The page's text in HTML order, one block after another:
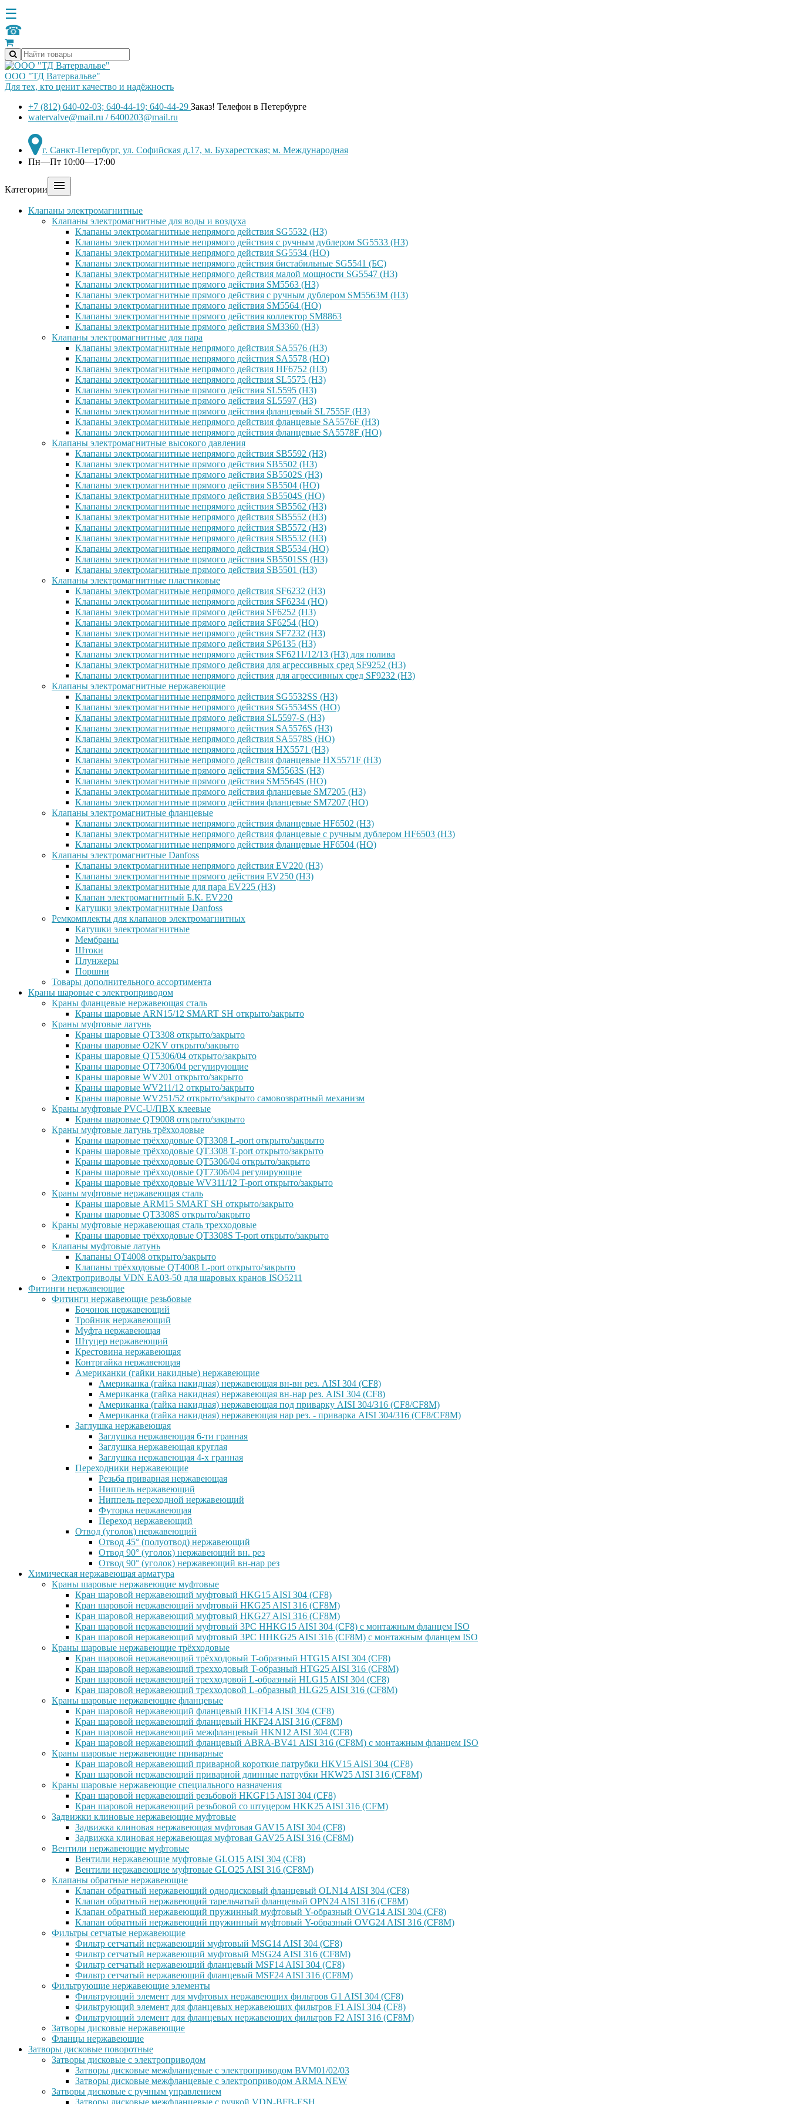
☰
☎
ООО "ТД Ватервальве"
Для тех, кто ценит качество и надёжность
+7 (812) 640-02-03; 640-44-19; 640-44-29 Заказ! Телефон в Петербурге
watervalve@mail.ru / 6400203@mail.ru
г. Санкт-Петербург, ул. Софийская д.17, м. Бухарестская; м. Международная
Пн—Пт 10:00—17:00
Категории 
Клапаны электромагнитные
Клапаны электромагнитные для воды и воздуха
Клапаны электромагнитные непрямого действия SG5532 (НЗ)
Клапаны электромагнитные непрямого действия с ручным дублером SG5533 (НЗ)
Клапаны электромагнитные непрямого действия SG5534 (НО)
Клапаны электромагнитные непрямого действия бистабильные SG5541 (БС)
Клапаны электромагнитные непрямого действия малой мощности SG5547 (НЗ)
Клапаны электромагнитные прямого действия SM5563 (НЗ)
Клапаны электромагнитные прямого действия с ручным дублером SM5563M (НЗ)
Клапаны электромагнитные прямого действия SM5564 (НО)
Клапаны электромагнитные прямого дейcтвия коллектор SM8863
Клапаны электромагнитные прямого действия SM3360 (НЗ)
Клапаны электромагнитные для пара
Клапаны электромагнитные непрямого действия SA5576 (НЗ)
Клапаны электромагнитные непрямого действия SA5578 (НО)
Клапаны электромагнитные непрямого действия HF6752 (НЗ)
Клапаны электромагнитные непрямого действия SL5575 (НЗ)
Клапаны электромагнитные прямого действия SL5595 (НЗ)
Клапаны электромагнитные прямого действия SL5597 (НЗ)
Клапаны электромагнитные прямого действия фланцевый SL7555F (НЗ)
Клапаны электромагнитные непрямого действия фланцевые SA5576F (НЗ)
Клапаны электромагнитные непрямого действия фланцевые SA5578F (НО)
Клапаны электромагнитные высокого давления
Клапаны электромагнитные непрямого действия SB5592 (НЗ)
Клапаны электромагнитные прямого действия SB5502 (НЗ)
Клапаны электромагнитные прямого действия SB5502S (НЗ)
Клапаны электромагнитные прямого действия SB5504 (НО)
Клапаны электромагнитные прямого действия SB5504S (НО)
Клапаны электромагнитные непрямого действия SB5562 (НЗ)
Клапаны электромагнитные непрямого действия SB5552 (НЗ)
Клапаны электромагнитные непрямого действия SB5572 (НЗ)
Клапаны электромагнитные непрямого действия SB5532 (НЗ)
Клапаны электромагнитные непрямого действия SB5534 (НО)
Клапаны электромагнитные прямого действия SB5501SS (НЗ)
Клапаны электромагнитные прямого действия SB5501 (НЗ)
Клапаны электромагнитные пластиковые
Клапаны электромагнитные непрямого действия SF6232 (НЗ)
Клапаны электромагнитные непрямого действия SF6234 (НО)
Клапаны электромагнитные прямого действия SF6252 (НЗ)
Клапаны электромагнитные прямого действия SF6254 (НО)
Клапаны электромагнитные непрямого действия SF7232 (НЗ)
Клапаны электромагнитные прямого действия SP6135 (НЗ)
Клапаны электромагнитные непрямого действия SF6211/12/13 (НЗ) для полива
Клапаны электромагнитные прямого действия для агрессивных сред SF9252 (H3)
Клапаны электромагнитные непрямого действия для агрессивных сред SF9232 (H3)
Клапаны электромагнитные нержавеющие
Клапаны электромагнитные непрямого действия SG5532SS (НЗ)
Клапаны электромагнитные непрямого действия SG5534SS (НО)
Клапаны электромагнитные прямого действия SL5597-S (НЗ)
Клапаны электромагнитные непрямого действия SA5576S (НЗ)
Клапаны электромагнитные непрямого действия SA5578S (НО)
Клапаны электромагнитные непрямого действия HX5571 (НЗ)
Клапаны электромагнитные непрямого действия фланцевые HX5571F (НЗ)
Клапаны электромагнитные прямого действия SM5563S (НЗ)
Клапаны электромагнитные прямого действия SM5564S (НО)
Клапаны электромагнитные прямого действия фланцевые SM7205 (НЗ)
Клапаны электромагнитные прямого действия фланцевые SM7207 (НО)
Клапаны электромагнитные фланцевые
Клапаны электромагнитные непрямого действия фланцевые HF6502 (НЗ)
Клапаны электромагнитные непрямого действия фланцевые с ручным дублером HF6503 (Н3)
Клапаны электромагнитные непрямого действия фланцевые HF6504 (НО)
Клапаны электромагнитные Danfoss
Клапаны электромагнитные непрямого действия EV220 (НЗ)
Клапаны электромагнитные прямого действия EV250 (НЗ)
Клапаны электромагнитные для пара EV225 (НЗ)
Клапан электромагнитный Б.К. EV220
Катушки электромагнитные Danfoss
Ремкомплекты для клапанов электромагнитных
Катушки электромагнитные
Мембраны
Штоки
Плунжеры
Поршни
Товары дополнительного ассортимента
Краны шаровые с электроприводом
Краны фланцевые нержавеющая сталь
Краны шаровые ARN15/12 SMART SH открыто/закрыто
Краны муфтовые латунь
Краны шаровые QT3308 открыто/закрыто
Краны шаровые O2KV открыто/закрыто
Краны шаровые QT5306/04 открыто/закрыто
Краны шаровые QT7306/04 регулирующие
Краны шаровые WV201 открыто/закрыто
Краны шаровые WV211/12 открыто/закрыто
Краны шаровые WV251/52 открыто/закрыто самовозвратный механизм
Краны муфтовые PVC-U/ПВХ клеевые
Краны шаровые QT9008 открыто/закрыто
Краны муфтовые латунь трёхходовые
Краны шаровые трёхходовые QT3308 L-port открыто/закрыто
Краны шаровые трёхходовые QT3308 T-port открыто/закрыто
Краны шаровые трёхходовые QT5306/04 открыто/закрыто
Краны шаровые трёхходовые QT7306/04 регулирующие
Краны шаровые трёхходовые WV311/12 T-port открыто/закрыто
Краны муфтовые нержавеющая сталь
Краны шаровые ARM15 SMART SH открыто/закрыто
Краны шаровые QT3308S открыто/закрыто
Краны муфтовые нержавеющая сталь трехходовые
Краны шаровые трёхходовые QT3308S T-port открыто/закрыто
Клапаны муфтовые латунь
Клапаны QT4008 открыто/закрыто
Клапаны трёхходовые QT4008 L-port открыто/закрыто
Электроприводы VDN EA03-50 для шаровых кранов ISO5211
Фитинги нержавеющие
Фитинги нержавеющие резьбовые
Бочонок нержавеющий
Тройник нержавеющий
Муфта нержавеющая
Штуцер нержавеющий
Крестовина нержавеющая
Контргайка нержавеющая
Американки (гайки накидные) нержавеющие
Американка (гайка накидная) нержавеющая вн-вн рез. AISI 304 (CF8)
Американка (гайка накидная) нержавеющая вн-нар рез. AISI 304 (CF8)
Американка (гайка накидная) нержавеющая под приварку AISI 304/316 (CF8/CF8M)
Американка (гайка накидная) нержавеющая нар рез. - приварка AISI 304/316 (CF8/CF8M)
Заглушка нержавеющая
Заглушка нержавеющая 6-ти гранная
Заглушка нержавеющая круглая
Заглушка нержавеющая 4-х гранная
Переходники нержавеющие
Резьба приварная нержавеющая
Ниппель нержавеющий
Ниппель переходной нержавеющий
Футорка нержавеющая
Переход нержавеющий
Отвод (уголок) нержавеющий
Отвод 45° (полуотвод) нержавеющий
Отвод 90° (уголок) нержавеющий вн. рез
Отвод 90° (уголок) нержавеющий вн-нар рез
Химическая нержавеющая арматура
Краны шаровые нержавеющие муфтовые
Кран шаровой нержавеющий муфтовый HKG15 AISI 304 (CF8)
Кран шаровой нержавеющий муфтовый HKG25 AISI 316 (CF8M)
Кран шаровой нержавеющий муфтовый HKG27 AISI 316 (CF8M)
Кран шаровой нержавеющий муфтовый 3PC HHKG15 AISI 304 (CF8) с монтажным фланцем ISO
Кран шаровой нержавеющий муфтовый 3PC HHKG25 AISI 316 (CF8M) с монтажным фланцем ISO
Краны шаровые нержавеющие трёхходовые
Кран шаровой нержавеющий трёхходовый T-образный HTG15 AISI 304 (CF8)
Кран шаровой нержавеющий трехходовый T-образный HTG25 AISI 316 (CF8M)
Кран шаровой нержавеющий трехходовой L-образный HLG15 AISI 304 (CF8)
Кран шаровой нержавеющий трехходовой L-образный HLG25 AISI 316 (CF8M)
Краны шаровые нержавеющие фланцевые
Кран шаровой нержавеющий фланцевый HKF14 AISI 304 (CF8)
Кран шаровой нержавеющий фланцевый HKF24 AISI 316 (CF8M)
Кран шаровой нержавеющий межфланцевый HKN12 AISI 304 (CF8)
Кран шаровой нержавеющий фланцевый ABRA-BV41 AISI 316 (CF8M) с монтажным фланцем ISO
Краны шаровые нержавеющие приварные
Кран шаровой нержавеющий приварной короткие патрубки HKV15 AISI 304 (CF8)
Кран шаровой нержавеющий приварной длинные патрубки HKW25 AISI 316 (CF8M)
Краны шаровые нержавеющие специального назначения
Кран шаровой нержавеющий резьбовой HKGF15 AISI 304 (CF8)
Кран шаровой нержавеющий резьбовой со штуцером HKK25 AISI 316 (CFM)
Задвижки клиновые нержавеющие муфтовые
Задвижка клиновая нержавеющая муфтовая GAV15 AISI 304 (CF8)
Задвижка клиновая нержавеющая муфтовая GAV25 AISI 316 (CF8M)
Вентили нержавеющие муфтовые
Вентили нержавеющие муфтовые GLO15 AISI 304 (CF8)
Вентили нержавеющие муфтовые GLO25 AISI 316 (CF8M)
Клапаны обратные нержавеющие
Клапан обратный нержавеющий однодисковый фланцевый OLN14 AISI 304 (CF8)
Клапан обратный нержавеющий тарельчатый фланцевый OPN24 AISI 316 (CF8M)
Клапан обратный нержавеющий пружинный муфтовый Y-образный OVG14 AISI 304 (CF8)
Клапан обратный нержавеющий пружинный муфтовый Y-образный OVG24 AISI 316 (CF8М)
Фильтры сетчатые нержавеющие
Фильтр сетчатый нержавеющий муфтовый MSG14 AISI 304 (CF8)
Фильтр сетчатый нержавеющий муфтовый MSG24 AISI 316 (CF8M)
Фильтр сетчатый нержавеющий фланцевый MSF14 AISI 304 (CF8)
Фильтр сетчатый нержавеющий фланцевый MSF24 AISI 316 (CF8M)
Фильтрующие нержавеющие элементы
Фильтрующий элемент для муфтовых нержавеющих фильтров G1 AISI 304 (CF8)
Фильтрующий элемент для фланцевых нержавеющих фильтров F1 AISI 304 (CF8)
Фильтрующий элемент для фланцевых нержавеющих фильтров F2 AISI 316 (CF8M)
Затворы дисковые нержавеющие
Фланцы нержавеющие
Затворы дисковые поворотные
Затворы дисковые с электроприводом
Затворы дисковые межфланцевые с электроприводом BVM01/02/03
Затворы дисковые межфланцевые с электроприводом ARMA NEW
Затворы дисковые с ручным управлением
Затворы дисковые межфланцевые с ручкой VDN-BFB-ESH